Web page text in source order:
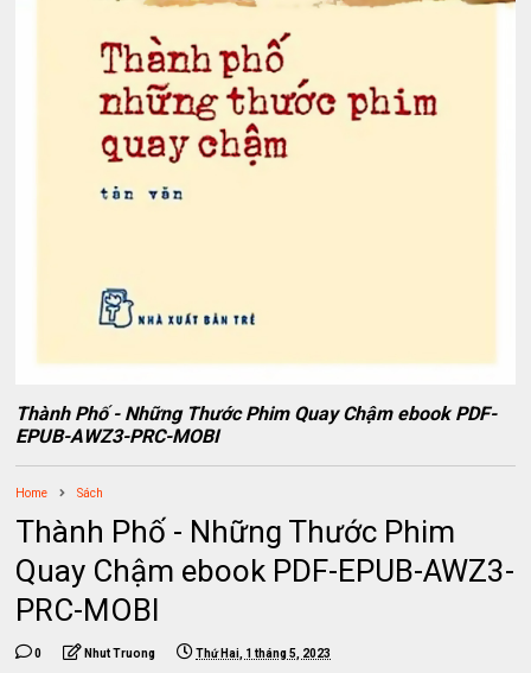
Thành Phố - Những Thước Phim Quay Chậm ebook PDF-
EPUB-AWZ3-PRC-MOBI
Home Sách
Thành Phố - Những Thước Phim
Quay Chậm ebook PDF-EPUB-AWZ3-
PRC-MOBI
0 Nhut Truong Thứ Hai, 1 tháng 5, 2023